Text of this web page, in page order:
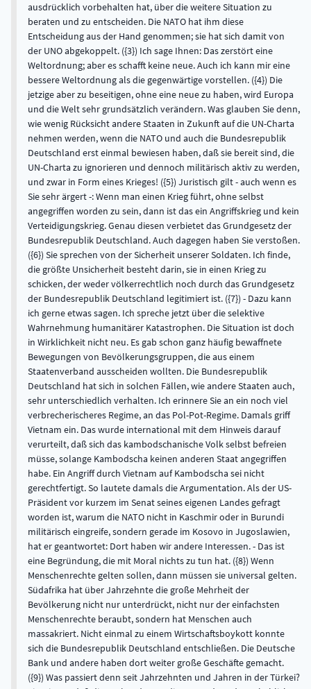
ausdrücklich vorbehalten hat, über die weitere Situation zu
beraten und zu entscheiden. Die NATO hat ihm diese
Entscheidung aus der Hand genommen; sie hat sich damit von
der UNO abgekoppelt. ({3}) Ich sage Ihnen: Das zerstört eine
Weltordnung; aber es schafft keine neue. Auch ich kann mir eine
bessere Weltordnung als die gegenwärtige vorstellen. ({4}) Die
jetzige aber zu beseitigen, ohne eine neue zu haben, wird Europa
und die Welt sehr grundsätzlich verändern. Was glauben Sie denn,
wie wenig Rücksicht andere Staaten in Zukunft auf die UN-Charta
nehmen werden, wenn die NATO und auch die Bundesrepublik
Deutschland erst einmal bewiesen haben, daß sie bereit sind, die
UN-Charta zu ignorieren und dennoch militärisch aktiv zu werden,
und zwar in Form eines Krieges! ({5}) Juristisch gilt - auch wenn es
Sie sehr ärgert -: Wenn man einen Krieg führt, ohne selbst
angegriffen worden zu sein, dann ist das ein Angriffskrieg und kein
Verteidigungskrieg. Genau diesen verbietet das Grundgesetz der
Bundesrepublik Deutschland. Auch dagegen haben Sie verstoßen.
({6}) Sie sprechen von der Sicherheit unserer Soldaten. Ich finde,
die größte Unsicherheit besteht darin, sie in einen Krieg zu
schicken, der weder völkerrechtlich noch durch das Grundgesetz
der Bundesrepublik Deutschland legitimiert ist. ({7}) - Dazu kann
ich gerne etwas sagen. Ich spreche jetzt über die selektive
Wahrnehmung humanitärer Katastrophen. Die Situation ist doch
in Wirklichkeit nicht neu. Es gab schon ganz häufig bewaffnete
Bewegungen von Bevölkerungsgruppen, die aus einem
Staatenverband ausscheiden wollten. Die Bundesrepublik
Deutschland hat sich in solchen Fällen, wie andere Staaten auch,
sehr unterschiedlich verhalten. Ich erinnere Sie an ein noch viel
verbrecherischeres Regime, an das Pol-Pot-Regime. Damals griff
Vietnam ein. Das wurde international mit dem Hinweis darauf
verurteilt, daß sich das kambodschanische Volk selbst befreien
müsse, solange Kambodscha keinen anderen Staat angegriffen
habe. Ein Angriff durch Vietnam auf Kambodscha sei nicht
gerechtfertigt. So lautete damals die Argumentation. Als der US-
Präsident vor kurzem im Senat seines eigenen Landes gefragt
worden ist, warum die NATO nicht in Kaschmir oder in Burundi
militärisch eingreife, sondern gerade im Kosovo in Jugoslawien,
hat er geantwortet: Dort haben wir andere Interessen. - Das ist
eine Begründung, die mit Moral nichts zu tun hat. ({8}) Wenn
Menschenrechte gelten sollen, dann müssen sie universal gelten.
Südafrika hat über Jahrzehnte die große Mehrheit der
Bevölkerung nicht nur unterdrückt, nicht nur der einfachsten
Menschenrechte beraubt, sondern hat Menschen auch
massakriert. Nicht einmal zu einem Wirtschaftsboykott konnte
sich die Bundesrepublik Deutschland entschließen. Die Deutsche
Bank und andere haben dort weiter große Geschäfte gemacht.
({9}) Was passiert denn seit Jahrzehnten und Jahren in der Türkei?